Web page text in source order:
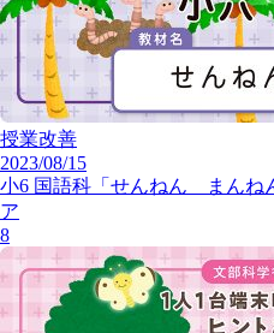
授業改善
2023/08/15
小6 国語科「せんねん まんね
ア
8